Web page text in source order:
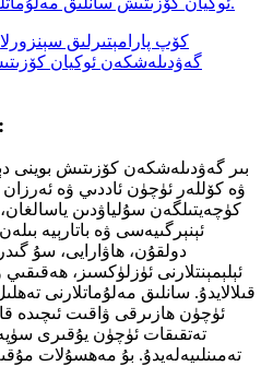
قىسقىچە چۈشەندۈرۈش:
بىر گەۋدىلەشكەن كۆزىتىش بوينى
ۋە كۆللەر ئۈچۈن ئاددىي ۋە ئەرزان
كۈچەيتىلگەن سۇلياۋدىن
ئېنېرگىيەسى ۋە باتارېيە
دولقۇن، ھاۋارايى، سۇ
ئېلېمېنتلارنى ئۈزلۈكسىز،
قىلالايدۇ. سانلىق مەلۇماتلارنى
ئۈچۈن ھازىرقى ۋاقىت ئىچىدە
تەتقىقات ئۈچۈن يۇقىرى
تەمىنلىيەلەيدۇ. بۇ مەھسۇلات